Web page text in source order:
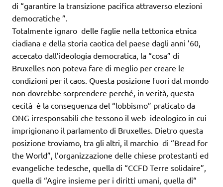
di “garantire la transizione pacifica attraverso elezioni
democratiche ”.
Totalmente ignaro delle faglie nella tettonica etnica
ciadiana e della storia caotica del paese dagli anni ’60,
accecato dall’ideologia democratica, la “cosa” di
Bruxelles non poteva fare di meglio per creare le
condizioni per il caos. Questa posizione fuori dal mondo
non dovrebbe sorprendere perché, in verità, questa
cecità è la conseguenza del “lobbismo” praticato da
ONG irresponsabili che tessono il web ideologico in cui
imprigionano il parlamento di Bruxelles. Dietro questa
posizione troviamo, tra gli altri, il marchio di “Bread for
the World”, l’organizzazione delle chiese protestanti ed
evangeliche tedesche, quella di “CCFD Terre solidaire”,
quella di “Agire insieme per i diritti umani, quella di“